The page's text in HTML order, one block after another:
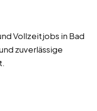
Vollzeitjobs in Bad
zuverlässige